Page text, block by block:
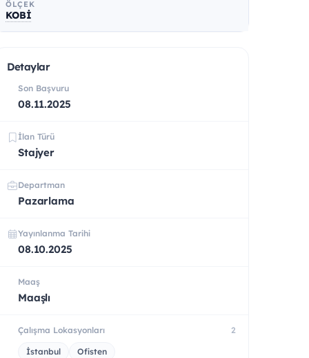
ÖLÇEK
KOBİ
Detaylar
Son Başvuru
08.11.2025
İlan Türü
Stajyer
Departman
Pazarlama
Yayınlanma Tarihi
08.10.2025
Maaş
Maaşlı
Çalışma Lokasyonları 2
İstanbul Ofisten